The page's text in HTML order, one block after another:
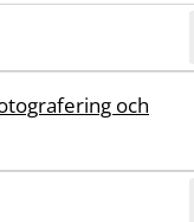
och